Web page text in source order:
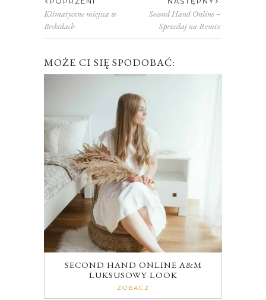
Klimatyczne miejsca w
Beskidach
Second Hand Online –
Sprzedaj na Remix
MOŻE CI SIĘ SPODOBAĆ:
SECOND HAND ONLINE A&M
LUKSUSOWY LOOK
ZOBACZ